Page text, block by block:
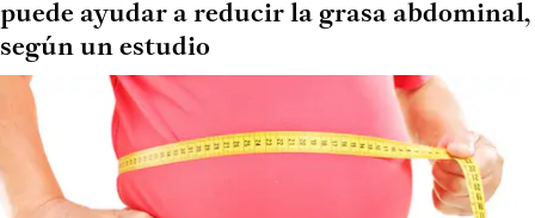
puede ayudar a reducir la grasa abdominal,
según un estudio